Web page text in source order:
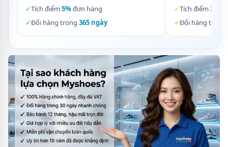
✓Tích điểm 5%đơn hàng
✓Đổi hàng trong 365 ngày
✓Tích điểm 3%
✓Đổi hàng trong